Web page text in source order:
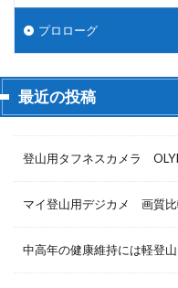
プロローグ
最近の投稿
登山用タフネスカメラ
マイ登山用デジカメ 画質比
中高年の健康維持には軽登山